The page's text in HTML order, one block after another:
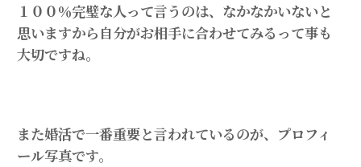
１００％完璧な人って言うのは、なかなかいないと
思いますから自分がお相手に合わせてみるって事も
大切ですね。
また婚活で一番重要と言われているのが、プロフィ
ール写真です。